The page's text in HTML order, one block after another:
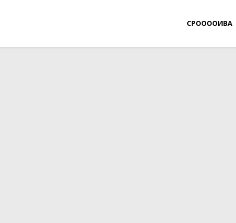
СРООООИВА